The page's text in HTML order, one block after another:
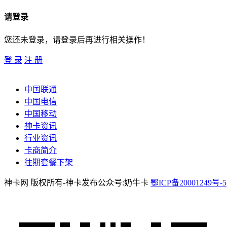
请登录
您还未登录，请登录后再进行相关操作！
登 录 注 册
中国联通
中国电信
中国移动
神卡资讯
行业资讯
卡商简介
往期套餐下架
神卡网 版权所有-神卡发布公众号:奶牛卡 鄂ICP备20001249号-5